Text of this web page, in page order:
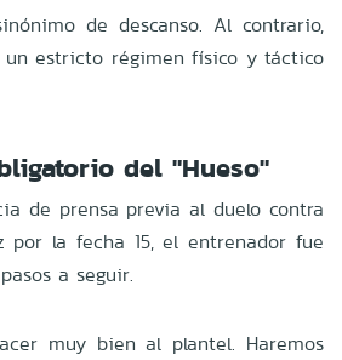
de descanso. Al contrario,
estricto régimen físico y táctico
del "Hueso"
de prensa previa al duelo contra
por la fecha 15, el entrenador fue
a seguir.
muy bien al plantel. Haremos